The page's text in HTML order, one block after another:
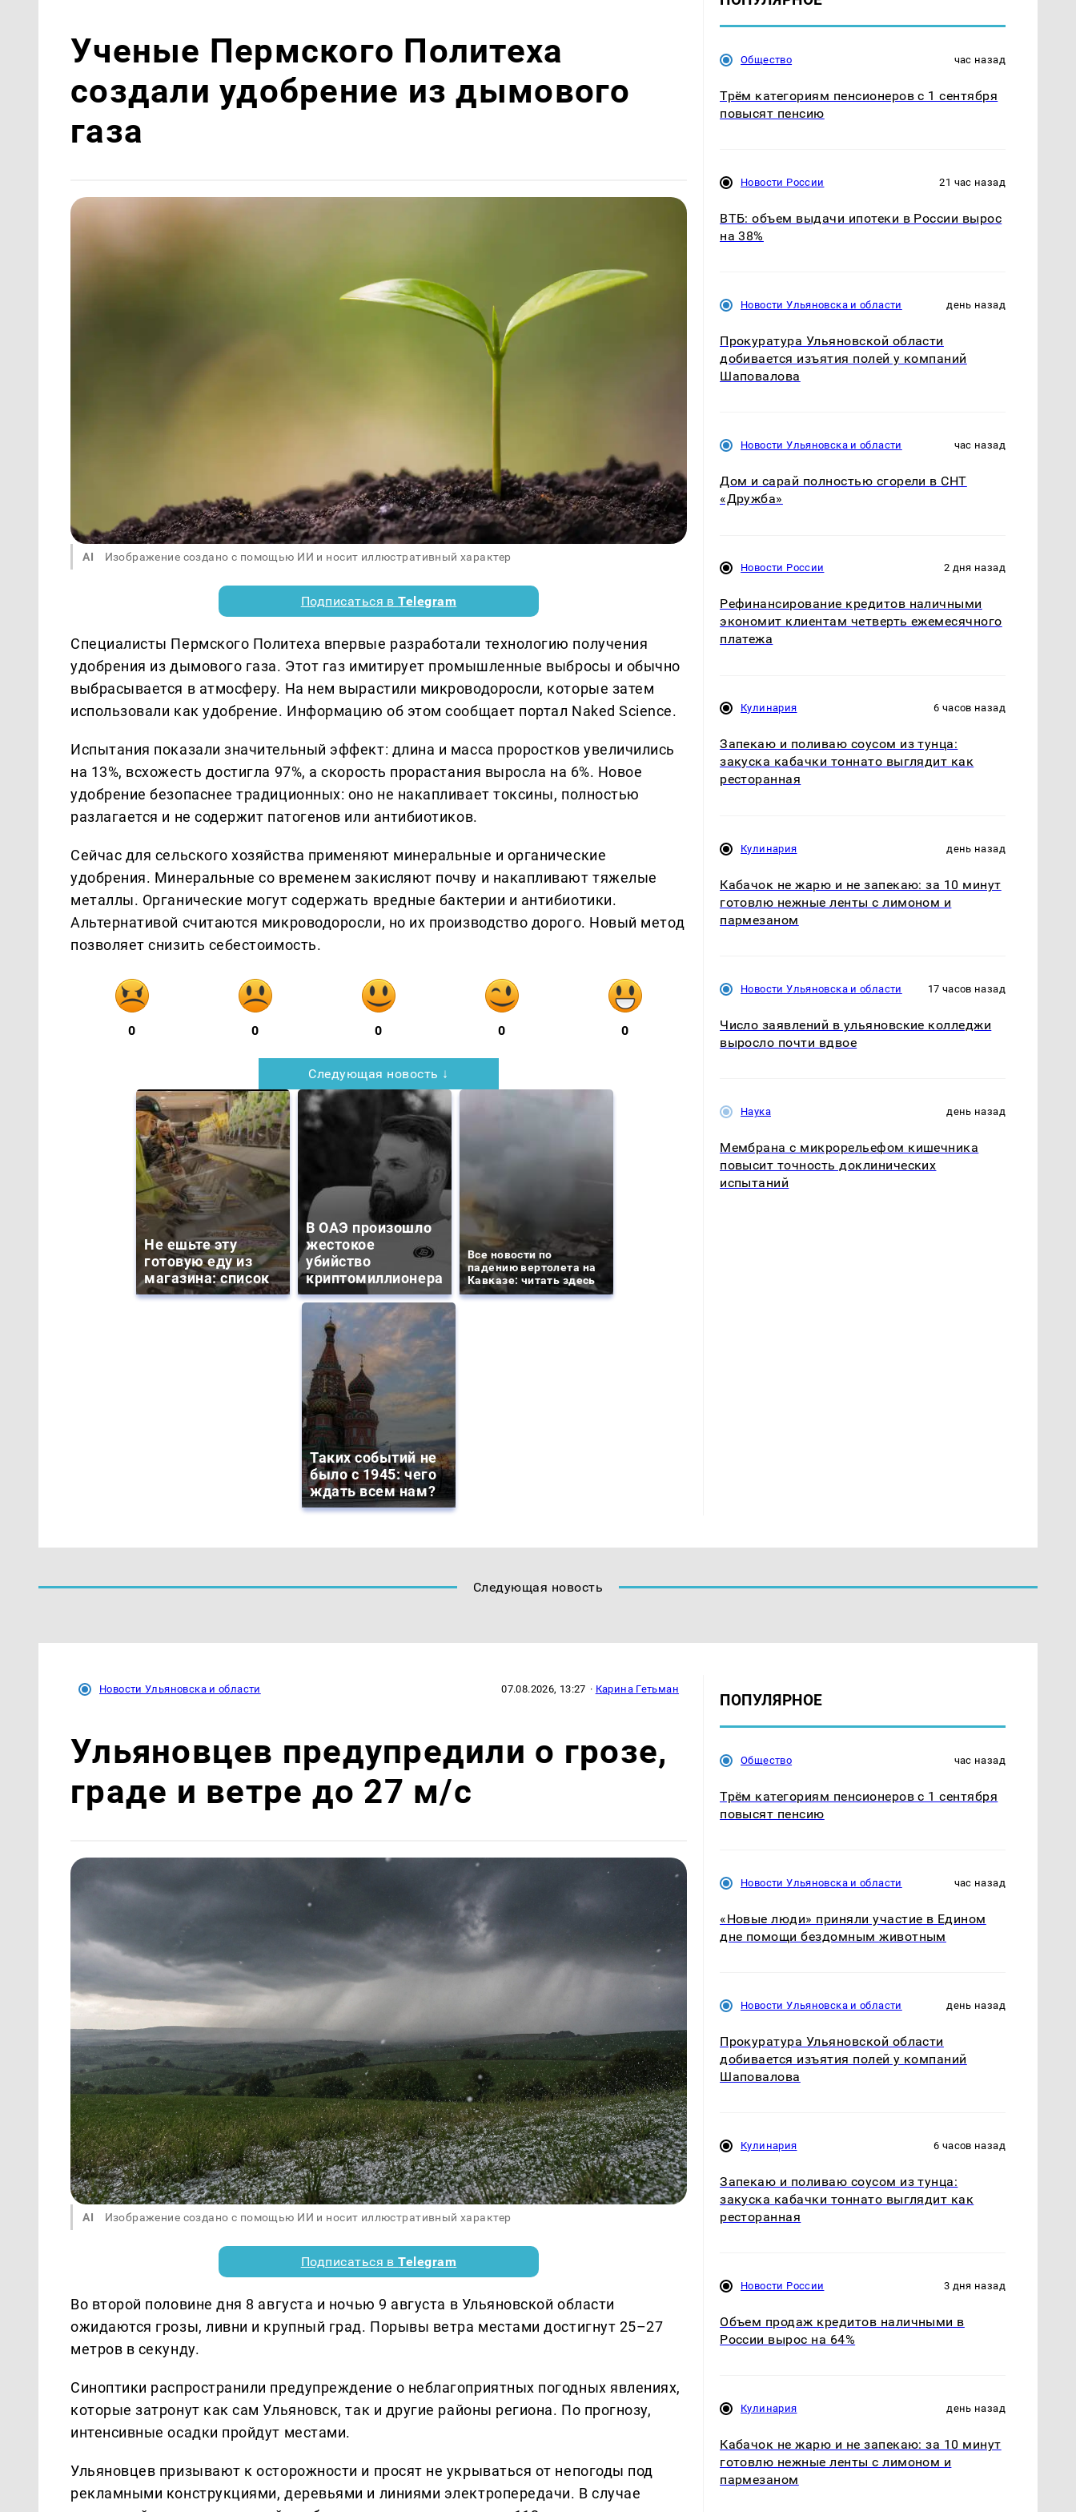
Ученые Пермского Политеха
создали удобрение из дымового
газа
AI Изображение создано с помощью ИИ и носит иллюстративный характер
Подписаться вTelegram
Специалисты Пермского Политеха впервые разработали технологию получения
удобрения из дымового газа. Этот газ имитирует промышленные выбросы и обычно
выбрасывается в атмосферу. На нем вырастили микроводоросли, которые затем
использовали как удобрение. Информацию об этом сообщает портал Naked Science.
Испытания показали значительный эффект: длина и масса проростков увеличились
на 13%, всхожесть достигла 97%, а скорость прорастания выросла на 6%. Новое
удобрение безопаснее традиционных: оно не накапливает токсины, полностью
разлагается и не содержит патогенов или антибиотиков.
Сейчас для сельского хозяйства применяют минеральные и органические
удобрения. Минеральные со временем закисляют почву и накапливают тяжелые
металлы. Органические могут содержать вредные бактерии и антибиотики.
Альтернативой считаются микроводоросли, но их производство дорого. Новый метод
позволяет снизить себестоимость.
0 0 0 0 0
Следующая новость ↓
Не ешьте эту
готовую еду из
магазина: список
В ОАЭ произошло
жестокое
убийство
криптомиллионера
Все новости по
падению вертолета на
Кавказе: читать здесь
Таких событий не
было с 1945: чего
ждать всем нам?
Общество час назад
Трём категориям пенсионеров с 1 сентября
повысят пенсию
Новости России 21 час назад
ВТБ: объем выдачи ипотеки в России вырос
на 38%
Новости Ульяновска и области день назад
Прокуратура Ульяновской области
добивается изъятия полей у компаний
Шаповалова
Новости Ульяновска и области час назад
Дом и сарай полностью сгорели в СНТ
«Дружба»
Новости России 2 дня назад
Рефинансирование кредитов наличными
экономит клиентам четверть ежемесячного
платежа
Кулинария 6 часов назад
Запекаю и поливаю соусом из тунца:
закуска кабачки тоннато выглядит как
ресторанная
Кулинария день назад
Кабачок не жарю и не запекаю: за 10 минут
готовлю нежные ленты с лимоном и
пармезаном
Новости Ульяновска и области 17 часов назад
Число заявлений в ульяновские колледжи
выросло почти вдвое
Наука день назад
Мембрана с микрорельефом кишечника
повысит точность доклинических
испытаний
Следующая новость
Новости Ульяновска и области 07.08.2026, 13:27 · Карина Гетьман
Ульяновцев предупредили о грозе,
граде и ветре до 27 м/с
AI Изображение создано с помощью ИИ и носит иллюстративный характер
Подписаться вTelegram
Во второй половине дня 8 августа и ночью 9 августа в Ульяновской области
ожидаются грозы, ливни и крупный град. Порывы ветра местами достигнут 25–27
метров в секунду.
Синоптики распространили предупреждение о неблагоприятных погодных явлениях,
которые затронут как сам Ульяновск, так и другие районы региона. По прогнозу,
интенсивные осадки пройдут местами.
Ульяновцев призывают к осторожности и просят не укрываться от непогоды под
рекламными конструкциями, деревьями и линиями электропередачи. В случае
ПОПУЛЯРНОЕ
Общество час назад
Трём категориям пенсионеров с 1 сентября
повысят пенсию
Новости Ульяновска и области час назад
«Новые люди» приняли участие в Едином
дне помощи бездомным животным
Новости Ульяновска и области день назад
Прокуратура Ульяновской области
добивается изъятия полей у компаний
Шаповалова
Кулинария 6 часов назад
Запекаю и поливаю соусом из тунца:
закуска кабачки тоннато выглядит как
ресторанная
Новости России 3 дня назад
Объем продаж кредитов наличными в
России вырос на 64%
Кулинария день назад
Кабачок не жарю и не запекаю: за 10 минут
готовлю нежные ленты с лимоном и
пармезаном